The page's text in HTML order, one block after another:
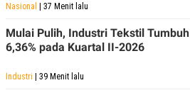
Nasional | 37 Menit lalu
Mulai Pulih, Industri Tekstil Tumbuh
6,36% pada Kuartal II-2026
Industri | 39 Menit lalu